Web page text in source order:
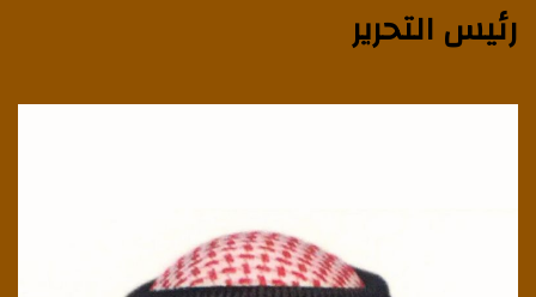
رئيس التحرير